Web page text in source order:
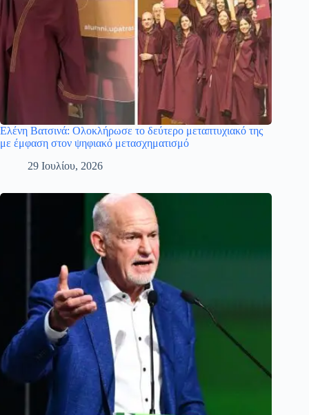
Ελένη Βατσινά: Ολοκλήρωσε το δεύτερο μεταπτυχιακό της
με έμφαση στον ψηφιακό μετασχηματισμό
29 Ιουλίου, 2026